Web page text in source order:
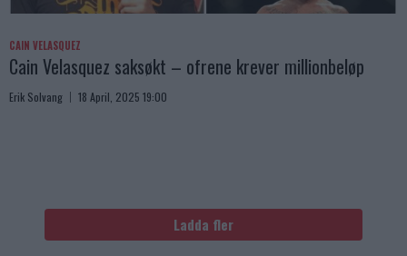
CAIN VELASQUEZ
Cain Velasquez saksøkt – ofrene krever millionbeløp
Erik Solvang 18 April, 2025 19:00
Ladda fler